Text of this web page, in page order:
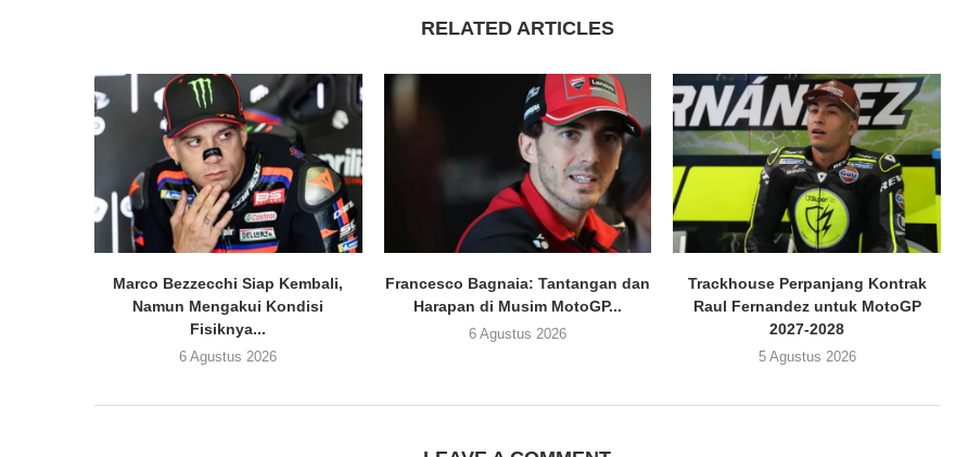
RELATED ARTICLES
Marco Bezzecchi Siap Kembali,
Namun Mengakui Kondisi
Fisiknya...
6 Agustus 2026
Francesco Bagnaia: Tantangan dan
Harapan di Musim MotoGP...
6 Agustus 2026
Trackhouse Perpanjang Kontrak
Raul Fernandez untuk MotoGP
2027-2028
5 Agustus 2026